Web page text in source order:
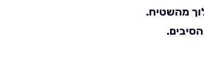
מהשטיח.